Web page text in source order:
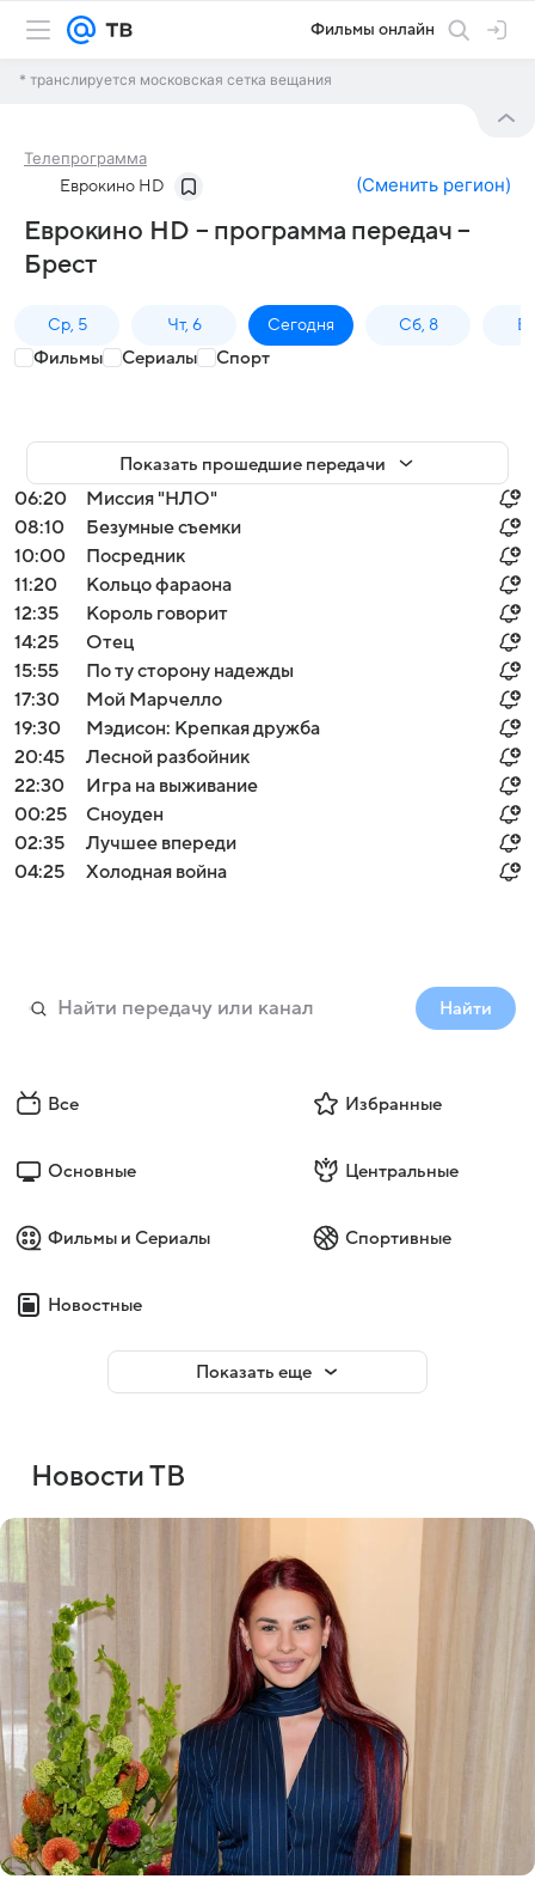
Фильмы онлайн
* транслируется московская сетка вещания
Телепрограмма
Еврокино HD (Сменить регион)
Еврокино HD – программа передач –
Брест
Ср, 5 Чт, 6 Сегодня Сб, 8
Фильмы Сериалы Спорт
Показать прошедшие передачи
06:20
Миссия "НЛО"
08:10
Безумные съемки
10:00
Посредник
11:20
Кольцо фараона
12:35
Король говорит
14:25
Отец
15:55
По ту сторону надежды
17:30
Мой Марчелло
19:30
Мэдисон: Крепкая дружба
20:45
Лесной разбойник
22:30
Игра на выживание
00:25
Сноуден
02:35
Лучшее впереди
04:25
Холодная война
Найти
Все Избранные
Основные Центральные
Фильмы и Сериалы Спортивные
Новостные
Показать еще
Новости ТВ